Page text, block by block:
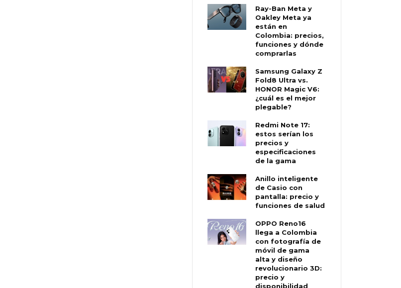
Ray-Ban Meta y
Oakley Meta ya
están en
Colombia: precios,
funciones y dónde
comprarlas
Samsung Galaxy Z
Fold8 Ultra vs.
HONOR Magic V6:
¿cuál es el mejor
plegable?
Redmi Note 17:
estos serían los
precios y
especificaciones
de la gama
Anillo inteligente
de Casio con
pantalla: precio y
funciones de salud
OPPO Reno16
llega a Colombia
con fotografía de
móvil de gama
alta y diseño
revolucionario 3D:
precio y
disponibilidad